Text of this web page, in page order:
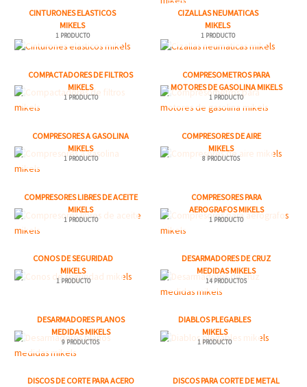
CINTURONES ELASTICOS
MIKELS
1 PRODUCTO
CIZALLAS NEUMATICAS
MIKELS
1 PRODUCTO
COMPACTADORES DE FILTROS
MIKELS
1 PRODUCTO
COMPRESOMETROS PARA
MOTORES DE GASOLINA MIKELS
1 PRODUCTO
COMPRESORES A GASOLINA
MIKELS
1 PRODUCTO
COMPRESORES DE AIRE
MIKELS
8 PRODUCTOS
COMPRESORES LIBRES DE ACEITE
MIKELS
1 PRODUCTO
COMPRESORES PARA
AEROGRAFOS MIKELS
1 PRODUCTO
CONOS DE SEGURIDAD
MIKELS
1 PRODUCTO
DESARMADORES DE CRUZ
MEDIDAS MIKELS
14 PRODUCTOS
DESARMADORES PLANOS
MEDIDAS MIKELS
9 PRODUCTOS
DIABLOS PLEGABLES
MIKELS
1 PRODUCTO
DISCOS DE CORTE PARA ACERO
DISCOS PARA CORTE DE METAL